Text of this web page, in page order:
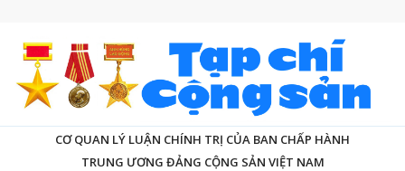
CƠ QUAN LÝ LUẬN CHÍNH TRỊ CỦA BAN CHẤP HÀNH
TRUNG ƯƠNG ĐẢNG CỘNG SẢN VIỆT NAM